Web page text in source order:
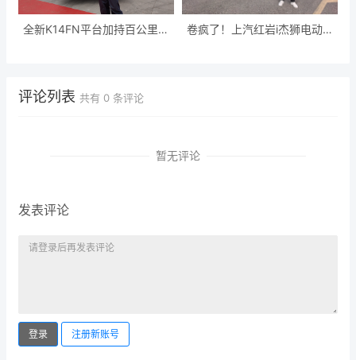
全新K14FN平台加持百公里节
卷疯了！上汽红岩i杰狮电动牵
评论列表 共有 0 条评论
暂无评论
发表评论
登录 注册新账号